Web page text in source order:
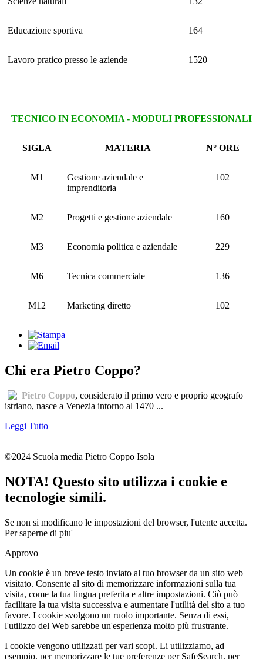
Educazione sportiva 164
Lavoro pratico presso le aziende 1520
TECNICO IN ECONOMIA - MODULI PROFESSIONALI
SIGLA MATERIA N° ORE
M1
Gestione aziendale e
imprenditoria
102
M2 Progetti e gestione aziendale 160
M3 Economia politica e aziendale 229
M6 Tecnica commerciale 136
M12 Marketing diretto 102
Chi era Pietro Coppo?
Pietro Coppo, considerato il primo vero e proprio geografo
istriano, nasce a Venezia intorno al 1470 ...
Leggi Tutto
©2024 Scuola media Pietro Coppo Isola
NOTA! Questo sito utilizza i cookie e
tecnologie simili.
Se non si modificano le impostazioni del browser, l'utente accetta.
Per saperne di piu'
Approvo
Un cookie è un breve testo inviato al tuo browser da un sito web
visitato. Consente al sito di memorizzare informazioni sulla tua
visita, come la tua lingua preferita e altre impostazioni. Ciò può
facilitare la tua visita successiva e aumentare l'utilità del sito a tuo
favore. I cookie svolgono un ruolo importante. Senza di essi,
l'utilizzo del Web sarebbe un'esperienza molto più frustrante.
I cookie vengono utilizzati per vari scopi. Li utilizziamo, ad
esempio, per memorizzare le tue preferenze per SafeSearch, per